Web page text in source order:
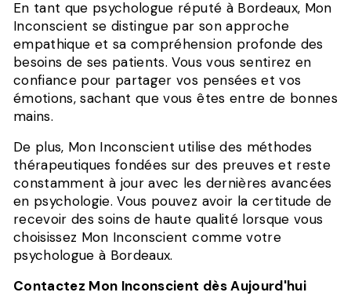
En tant que psychologue réputé à Bordeaux, Mon
Inconscient se distingue par son approche
empathique et sa compréhension profonde des
besoins de ses patients. Vous vous sentirez en
confiance pour partager vos pensées et vos
émotions, sachant que vous êtes entre de bonnes
mains.
De plus, Mon Inconscient utilise des méthodes
thérapeutiques fondées sur des preuves et reste
constamment à jour avec les dernières avancées
en psychologie. Vous pouvez avoir la certitude de
recevoir des soins de haute qualité lorsque vous
choisissez Mon Inconscient comme votre
psychologue à Bordeaux.
Contactez Mon Inconscient dès Aujourd'hui